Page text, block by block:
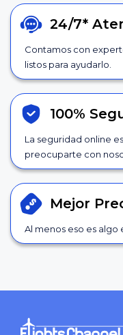
24/7*
Contamos con
listos para ayudarlo.
100%
La seguridad online
preocuparte con
Mejor
Al menos eso es